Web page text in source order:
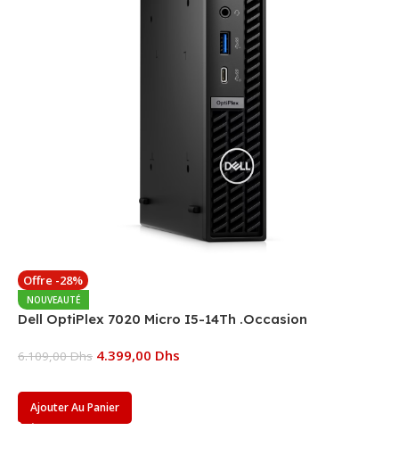
Offre -28%
NOUVEAUTÉ
Dell OptiPlex 7020 Micro I5-14Th .Occasion
6.109,00Dhs 4.399,00 Dhs
Ajouter Au Panier